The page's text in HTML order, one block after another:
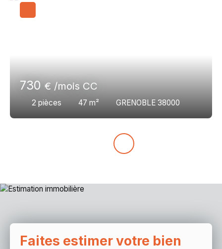
730€ /mois CC
2 pièces 47 m² GRENOBLE 38000
Faites estimer votre bien